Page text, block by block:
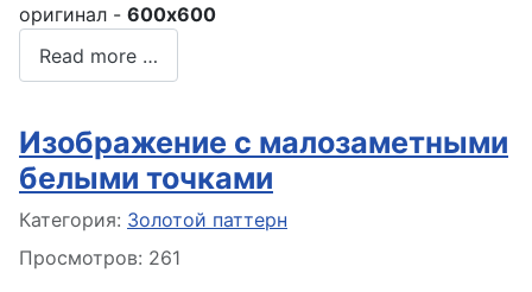
оригинал - 600x600
Read more …
Изображение с малозаметными
белыми точками
Информация о материале
Категория: Золотой паттерн
Просмотров: 261